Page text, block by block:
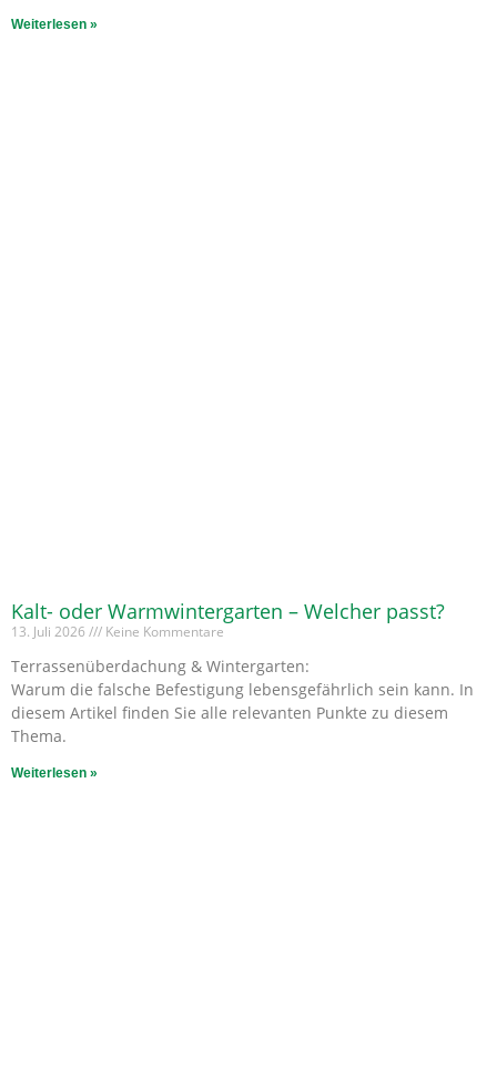
Weiterlesen »
Kalt- oder Warmwintergarten – Welcher passt?
13. Juli 2026 Keine Kommentare
Terrassenüberdachung & Wintergarten:
Warum die falsche Befestigung lebensgefährlich sein kann. In
diesem Artikel finden Sie alle relevanten Punkte zu diesem
Thema.
Weiterlesen »